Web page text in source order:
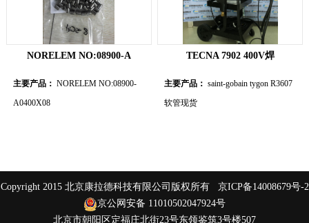
NORELEM NO:08900-A
主要产品： NORELEM NO:08900-
A0400X08
TECNA 7902 400V焊
主要产品： saint-gobain tygon R3607
软管现货
Copyright 2015 北京康拉德科技有限公司版权所有 京ICP备14008679号-2
京公网安备 11010502047924号
北京市朝阳区定福庄北街23号东领鉴筑3号楼507